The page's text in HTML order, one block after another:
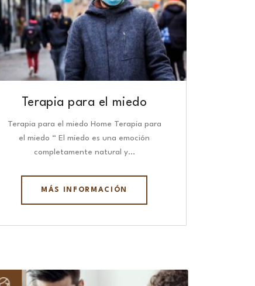
Terapia para el miedo
Terapia para el miedo Home Terapia para
el miedo “ El miedo es una emoción
completamente natural y…
MÁS INFORMACIÓN